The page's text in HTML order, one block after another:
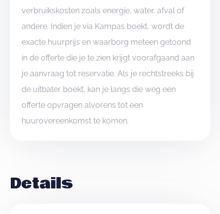
verbruikskosten zoals energie, water, afval of
andere. Indien je via Kampas boekt, wordt de
exacte huurprijs en waarborg meteen getoond
in de offerte die je te zien krijgt voorafgaand aan
je aanvraag tot reservatie. Als je rechtstreeks bij
de uitbater boekt, kan je langs die weg een
offerte opvragen alvorens tot een
huurovereenkomst te komen.
Details